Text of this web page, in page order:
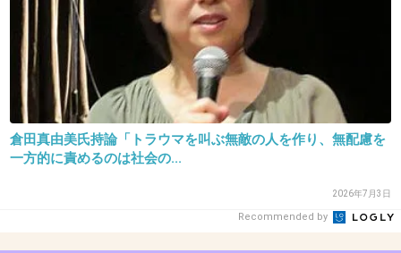
思えば、努力していた頃が人生のピークだった
かも。
でももう努力する気力も湧かないや…
+14
倉田真由美氏持論「トラウマを叫ぶ無敵の人を作り、無配慮を
一方的に責めるのは社会の...
2026年7月3日
Recommended by